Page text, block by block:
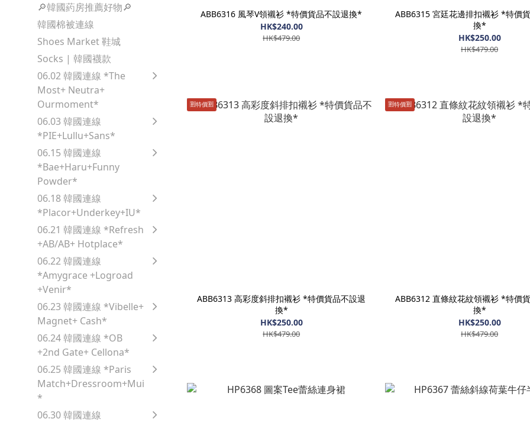
🔎韓國葯房推薦好物🔎
韓國棉被連線
Shoes Market 鞋城
Socks | 韓國襪款
06.02 韓國連線 *The
Most+ Neutra+
Ourmoment*
06.03 韓國連線
*PIE+Lullu+Sans*
06.15 韓國連線
*Bae+Haru+Funny
Powder*
06.18 韓國連線
*Placor+Underkey+IU*
06.21 韓國連線 *Refresh
+AB/AB+ Hotplace*
06.22 韓國連線
*Amygrace +Logroad
+Venir*
06.23 韓國連線 *Vibelle+
Magnet+ Cash*
06.24 韓國連線 *OB
+2nd Gate+ Cellona*
06.25 韓國連線 *Paris
Match+Dressroom+Mui
*
06.30 韓國連線
ABB6316 風琴V領襯衫 *特價貨品不設退換*
HK$240.00
HK$479.00
ABB6315 宮廷花邊排扣襯衫 *特價
換*
HK$250.00
HK$479.00
🈹️特價🈹️
ABB6313 高彩度斜排扣襯衫 *特價貨品不設退
換*
HK$250.00
HK$479.00
🈹️特價🈹️
ABB6312 直條紋花紋領襯衫 *特價
換*
HK$250.00
HK$479.00